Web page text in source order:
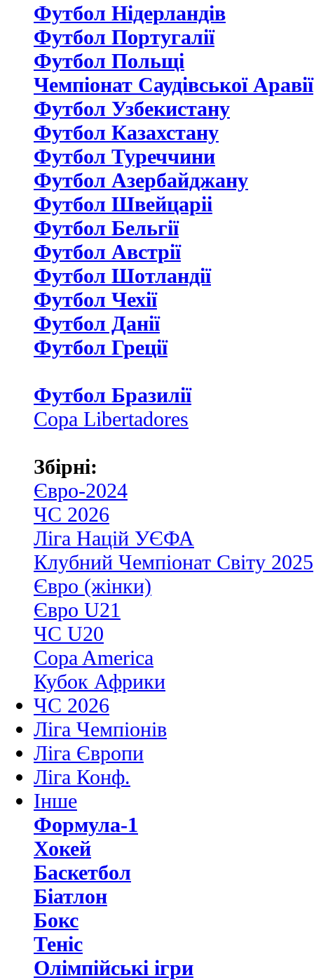
Футбол Нідерландiв
Футбол Португалії
Футбол Польщі
Чемпіонат Саудівської Аравії
Футбол Узбекистану
Футбол Казахстану
Футбол Туреччини
Футбол Азербайджану
Футбол Швейцаріі
Футбол Бельгії
Футбол Австрії
Футбол Шотландії
Футбол Чехії
Футбол Данії
Футбол Греції
Футбол Бразилії
Copa Libertadores
Збірні:
Євро-2024
ЧС 2026
Ліга Націй УЄФА
Клубний Чемпіонат Світу 2025
Євро (жінки)
Євро U21
ЧС U20
Copa America
Кубок Африки
ЧС 2026
Ліга Чемпіонів
Ліга Європи
Ліга Конф.
Інше
Формула-1
Хокей
Баскетбол
Біатлон
Бокс
Теніс
Олімпійські ігри